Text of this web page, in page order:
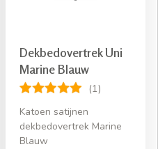
Dekbedovertrek Uni
Marine Blauw
(1)
Katoen satijnen
dekbedovertrek Marine
Blauw